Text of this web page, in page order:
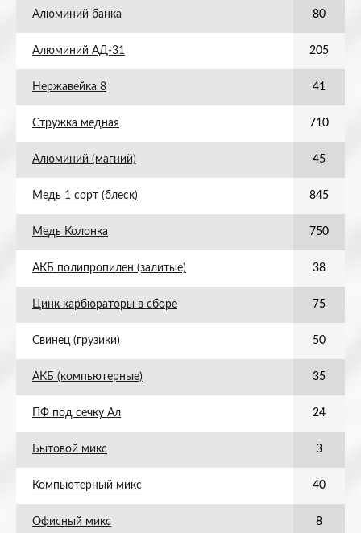
Алюминий банка 80
Алюминий АД-31 205
Нержавейка 8 41
Стружка медная 710
Алюминий (магний) 45
Медь 1 сорт (блеск) 845
Медь Колонка 750
АКБ полипропилен (залитые) 38
Цинк карбюраторы в сборе 75
Свинец (грузики) 50
АКБ (компьютерные) 35
ПФ под сечку Ал 24
Бытовой микс 3
Компьютерный микс 40
Офисный микс 8